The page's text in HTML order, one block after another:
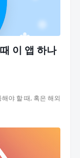
이 앱 하나
야 할 때, 혹은 해외